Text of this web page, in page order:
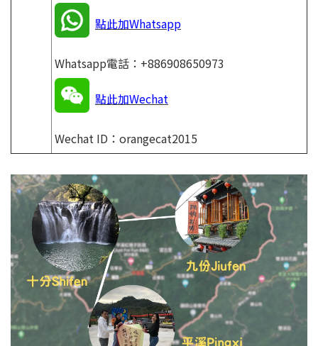
點此加Whatsapp
Whatsapp電話：+886908650973
點此加Wechat
Wechat ID：orangecat2015